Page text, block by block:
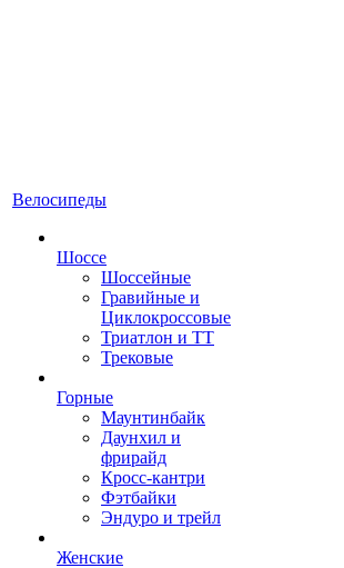
Велосипеды
Шоссе
Шоссейные
Гравийные и
Циклокроссовые
Триатлон и ТТ
Трековые
Горные
Маунтинбайк
Даунхил и
фрирайд
Кросс-кантри
Фэтбайки
Эндуро и трейл
Женские